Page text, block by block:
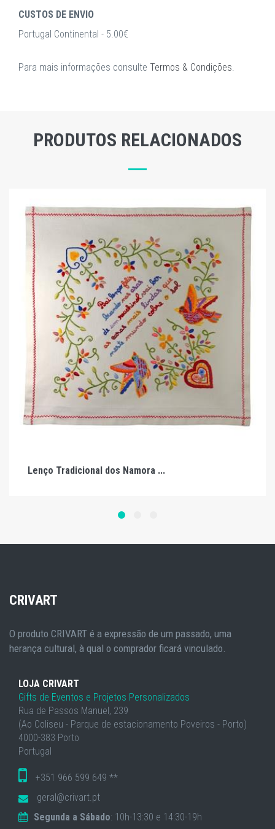
CUSTOS DE ENVIO
Portugal Continental - 5.00€
Para mais informações consulte Termos & Condições.
PRODUTOS RELACIONADOS
Lenço Tradicional dos Namora ...
CRIVART
O produto CRIVART é a expressão de um passado, uma
herança cultural, à qual o comprador ficará vinculado.
LOJA CRIVART
Gifts de Eventos e Projetos Personalizados
Rua de Passos Manuel, 239
(Ao Coliseu - Parque de estacionamento Poveiros - Porto)
4000-383 Porto
Portugal
+351 966 599 649 **
geral@crivart.pt
Segunda a Sábado: 10h-13:30 e 14:30-19h